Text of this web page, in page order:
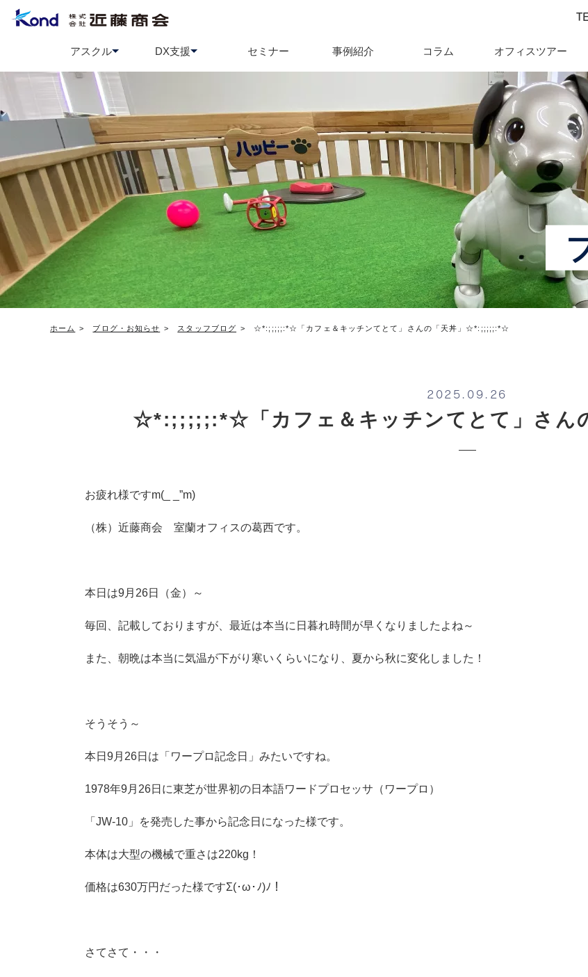
アスクル
アスクル
DX支援
テレワーク導入支援 オ
セミナー 事例紹介 コラム オフィスツアー
ホーム ブログ・お知らせ スタッフブログ ☆*:;;;;;:*☆「カフェ＆キッチンてとて」さんの「天丼」☆*:;;;;;:*☆
2025.09.26
☆*:;;;;;:*☆「カフェ＆キッチンてとて」さ
お疲れ様ですm(_ _”m)
（株）近藤商会 室蘭オフィスの葛西です。
本日は9月26日（金）～
毎回、記載しておりますが、最近は本当に日暮れ時間が早くなりましたよね～
また、朝晩は本当に気温が下がり寒いくらいになり、夏から秋に変化しました！
そうそう～
本日9月26日は「ワープロ記念日」みたいですね。
1978年9月26日に東芝が世界初の日本語ワードプロセッサ（ワープロ）
「JW-10」を発売した事から記念日になった様です。
本体は大型の機械で重さは220kg！
価格は630万円だった様ですΣ(･ω･ﾉ)ﾉ！
さてさて・・・